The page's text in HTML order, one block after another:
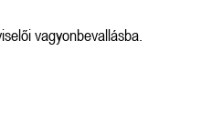
vagyonbevallásba.